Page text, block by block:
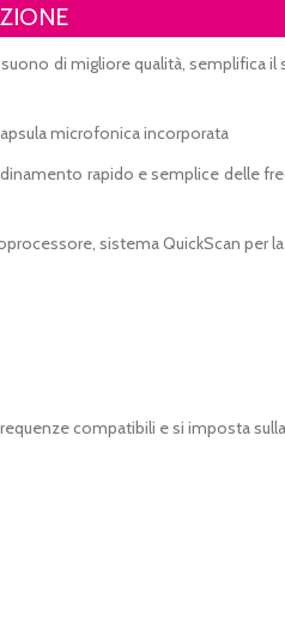
di migliore qualità, semplifica il
microfonica incorporata
rapido e semplice delle
sistema QuickScan per
compatibili e si imposta